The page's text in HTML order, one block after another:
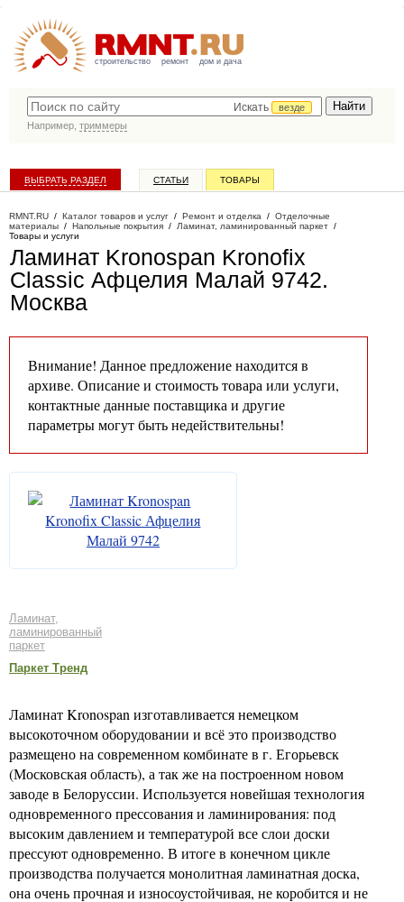
строительство ремонт дом и дача
Искать
везде
Например, триммеры
ВЫБРАТЬ РАЗДЕЛ СТАТЬИ ТОВАРЫ
RMNT.RU / Каталог товаров и услуг / Ремонт и отделка / Отделочные
материалы / Напольные покрытия / Ламинат, ламинированный паркет /
Товары и услуги
Ламинат Kronospan Kronofix
Classic Афцелия Малай 9742.
Москва
Внимание! Данное предложение находится в
архиве. Описание и стоимость товара или услуги,
контактные данные поставщика и другие
параметры могут быть недействительны!
Ламинат,
ламинированный
паркет
Паркет Тренд
Ламинат Kronospan изготавливается немецком
высокоточном оборудовании и всё это производство
размещено на современном комбинате в г. Егорьевск
(Московская область), а так же на построенном новом
заводе в Белоруссии. Используется новейшая технология
одновременного прессования и ламинирования: под
высоким давлением и температурой все слои доски
прессуют одновременно. В итоге в конечном цикле
производства получается монолитная ламинатная доска,
она очень прочная и износоустойчивая, не коробится и не